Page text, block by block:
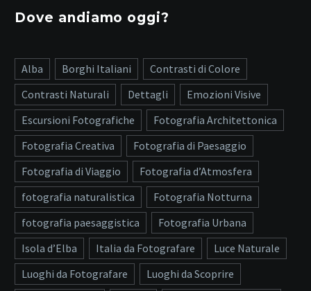
Dove andiamo oggi?
Alba Borghi Italiani
Contrasti di Colore
Contrasti Naturali
Dettagli
Emozioni Visive
Escursioni Fotografiche
Fotografia Architettonica
Fotografia Creativa
Fotografia di Paesaggio
Fotografia di Viaggio
Fotografia d’Atmosfera
fotografia naturalistica
Fotografia Notturna
fotografia paesaggistica
Fotografia Urbana
Isola d’Elba
Italia da Fotografare
Luce Naturale
Luoghi da Fotografare
Luoghi da Scoprire